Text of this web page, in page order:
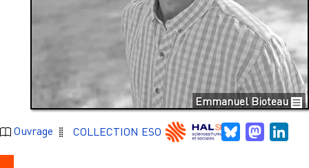
Emmanuel Bioteau
Ouvrage COLLECTION ESO Bluesky